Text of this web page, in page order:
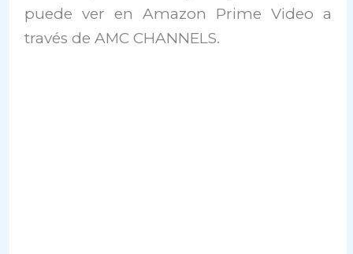
puede ver en Amazon Prime Video a
través de AMC CHANNELS.